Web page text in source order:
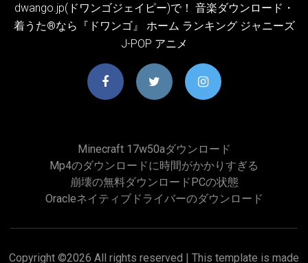
dwango.jp(ドワンゴジェイピー)で！ 音楽ダウンロード・
着うた®なら『ドワンゴ』 ホーム ランキング ジャニーズ
J-POP アニメ
Minecraft 17w50aダウンロード
Mp4のダウンロードに時間がかかりすぎる
崩壊の無料ダウンロードPCの状態
Oracleネイティブドライバーのダウンロード
Copyright ©2026 All rights reserved | This template is made